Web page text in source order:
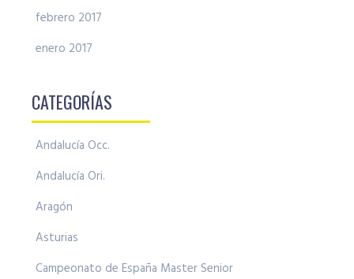
febrero 2017
enero 2017
CATEGORÍAS
Andalucía Occ.
Andalucía Ori.
Aragón
Asturias
Campeonato de España Master Senior